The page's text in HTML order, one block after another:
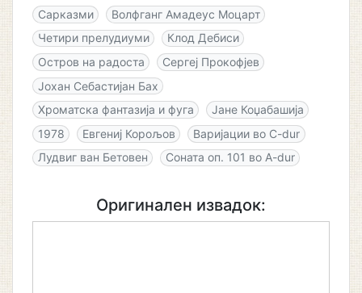
Сарказми
Волфганг Амадеус Моцарт
Четири прелудиуми
Клод Дебиси
Остров на радоста
Сергеј Прокофјев
Јохан Себастијан Бах
Хроматска фантазија и фуга
Јане Коџабашија
1978
Евгениј Корољов
Варијации во C-dur
Лудвиг ван Бетовен
Соната оп. 101 во A-dur
Оригинален извадок: